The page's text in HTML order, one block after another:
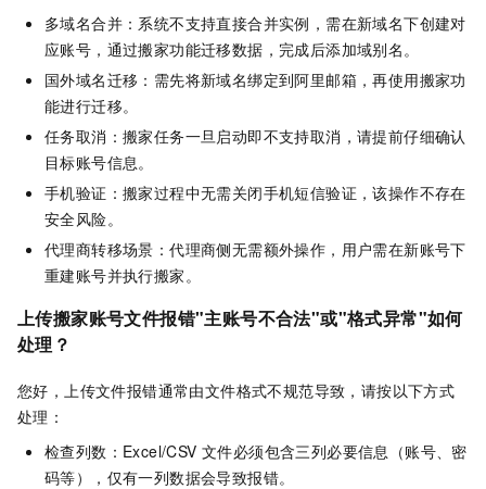
多域名合并：系统不支持直接合并实例，需在新域名下创建对
应账号，通过搬家功能迁移数据，完成后添加域别名。
国外域名迁移：需先将新域名绑定到阿里邮箱，再使用搬家功
能进行迁移。
任务取消：搬家任务一旦启动即不支持取消，请提前仔细确认
目标账号信息。
手机验证：搬家过程中无需关闭手机短信验证，该操作不存在
安全风险。
代理商转移场景：代理商侧无需额外操作，用户需在新账号下
重建账号并执行搬家。
上传搬家账号文件报错"主账号不合法"或"格式异常"如何
处理？
您好，上传文件报错通常由文件格式不规范导致，请按以下方式
处理：
检查列数：Excel/CSV 文件必须包含三列必要信息（账号、密
码等），仅有一列数据会导致报错。